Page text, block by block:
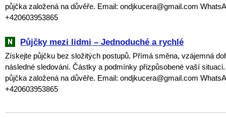
půjčka založená na důvěře. Email: ondjkucera@gmail.com
+420603953865
Půjčky mezi lidmi – Jednoduché a rychlé
Získejte půjčku bez složitých postupů. Přímá směna, vzájemná
následné sledování. Částky a podmínky přizpůsobené vaší
půjčka založená na důvěře. Email: ondjkucera@gmail.com
+420603953865